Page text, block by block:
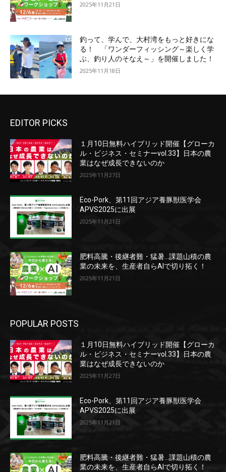
2025年11月21日
釣って、学んで、大村湾をもっと好きにな
る！ 「ワンダーフィッシング～楽しく学
ぶ、釣り人のそなえ～」を開催しました！
2025年11月18日
EDITOR PICKS
１月10日無料ハイブリッド開催【グローカ
ル・ビジネス・セミナーvol.33】日本の農
業はなぜ成長できないのか
2025年11月27日
Eco-Pork、第11回アジア養豚獣医学会
APVS2025に出展
2025年11月21日
肥料高騰・後継者難・猛暑…課題山積の農
業の未来を、生産者自らAIで切り拓く！
2025年11月21日
POPULAR POSTS
１月10日無料ハイブリッド開催【グローカ
ル・ビジネス・セミナーvol.33】日本の農
業はなぜ成長できないのか
2025年11月27日
Eco-Pork、第11回アジア養豚獣医学会
APVS2025に出展
2025年11月21日
肥料高騰・後継者難・猛暑…課題山積の農
業の未来を、生産者自らAIで切り拓く！